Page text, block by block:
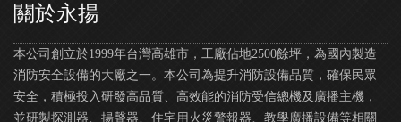
關於永揚
本公司創立於1999年台灣高雄市，工廠佔地2500餘坪，為國內製造
消防安全設備的大廠之一。本公司為提升消防設備品質，確保民眾
安全，積極投入研發高品質、高效能的消防受信總機及廣播主機，
並研製探測器、揚聲器、住宅用火災警報器、教學廣播設備等相關